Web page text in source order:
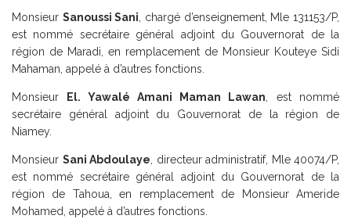
Monsieur Sanoussi Sani , chargé d’enseignement, Mle 131153/P,
est nommé secrétaire général adjoint du Gouvernorat de la
région de Maradi, en remplacement de Monsieur Kouteye Sidi
Mahaman, appelé à d’autres fonctions.
Monsieur El. Yawalé Amani Maman Lawan , est nommé
secrétaire général adjoint du Gouvernorat de la région de
Niamey.
Monsieur Sani Abdoulaye , directeur administratif, Mle 40074/P,
est nommé secrétaire général adjoint du Gouvernorat de la
région de Tahoua, en remplacement de Monsieur Ameride
Mohamed, appelé à d’autres fonctions.